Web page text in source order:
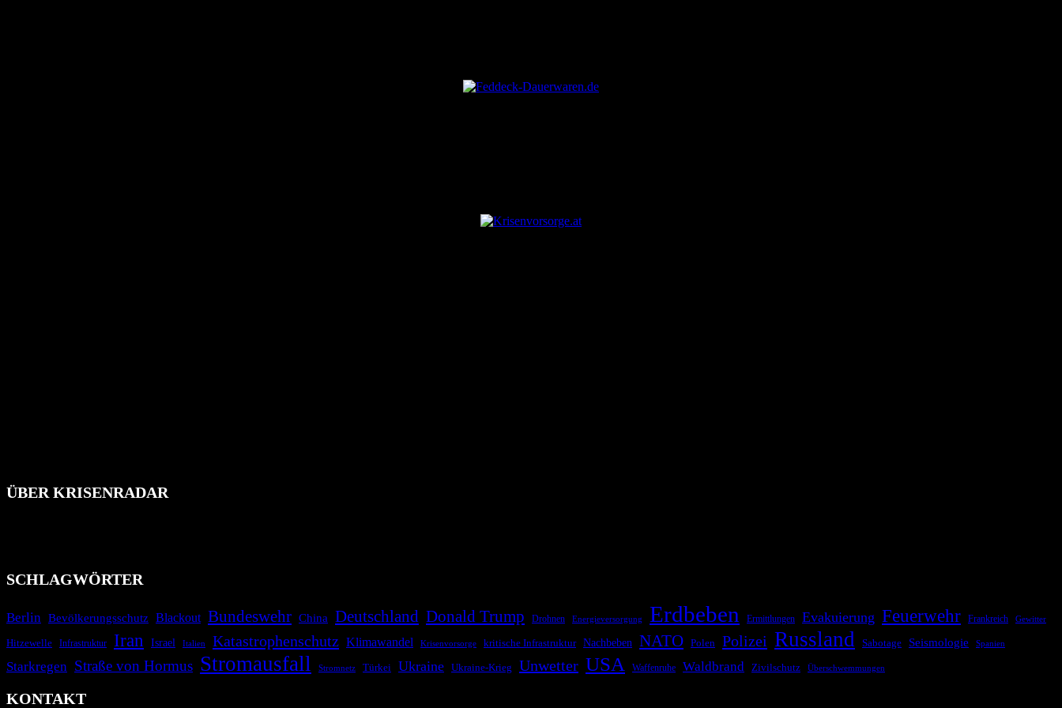
ÜBER KRISENRADAR
SCHLAGWÖRTER
Berlin Bevölkerungsschutz Blackout Bundeswehr China Deutschland Donald Trump Drohnen Energieversorgung Erdbeben Ermittlungen Evakuierung Feuerwehr Frankreich Gewitter
Hitzewelle Infrastruktur Iran Israel Italien Katastrophenschutz Klimawandel Krisenvorsorge kritische Infrastruktur Nachbeben NATO Polen Polizei Russland Sabotage Seismologie Spanien
Starkregen Straße von Hormus Stromausfall Stromnetz Türkei Ukraine Ukraine-Krieg Unwetter USA Waffenruhe Waldbrand Zivilschutz Überschwemmungen
KONTAKT